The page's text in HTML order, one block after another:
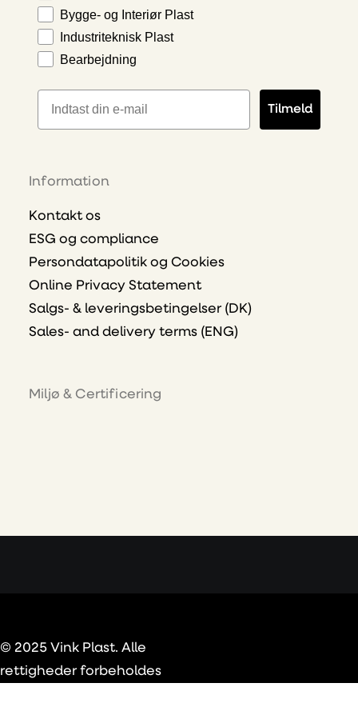
Bygge- og Interiør Plast
Industriteknisk Plast
Bearbejdning
E-mailadresse
Tilmeld
Information
Kontakt os
ESG og compliance
Persondatapolitik og Cookies
Online Privacy Statement
Salgs- & leveringsbetingelser (DK)
Sales- and delivery terms (ENG)
Miljø & Certificering
© 2025 Vink Plast. Alle
rettigheder forbeholdes